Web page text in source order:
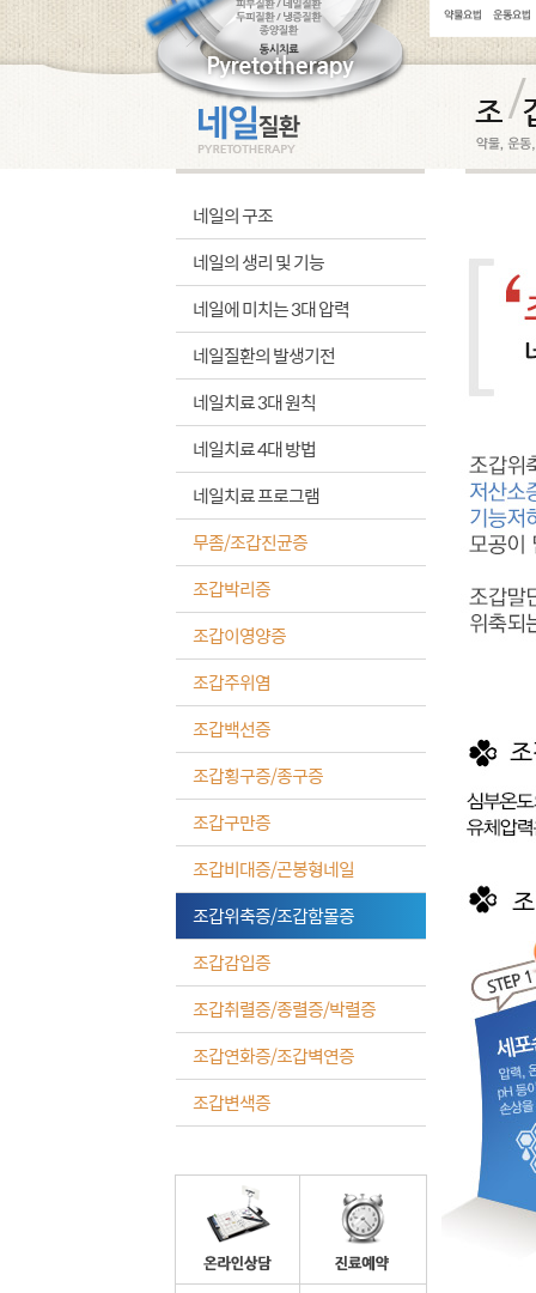
네일의 구조
네일의 생리 및 기능
네일에 미치는 3대 압력
네일질환의 발생기전
네일치료 3대 원칙
네일치료 4대 방법
네일치료 프로그램
무좀/조갑진균증
조갑박리증
조갑이영양증
조갑주위염
조갑백선증
조갑횡구증/종구증
조갑구만증
조갑비대증/곤봉형네일
조갑위축증/조갑함몰증
조갑감입증
조갑취렬증/종렬증/박렬증
조갑연화증/조갑벽연증
조갑변색증